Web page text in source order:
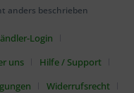
anders beschrieben
Login
uns
Hilfe / Support
Widerrufsrecht